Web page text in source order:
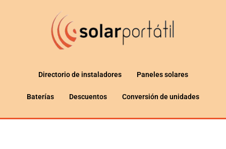
Directorio de instaladores Paneles solares
Baterías Descuentos Conversión de unidades